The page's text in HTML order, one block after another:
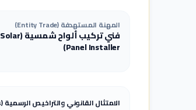
المهنة المستهدفة (Entity Trade)
فني تركيب ألواح شمسية(
Solar
Panel Installer
)
الامتثال القانوني والتراخيص الرسمية (Licensed Entities):